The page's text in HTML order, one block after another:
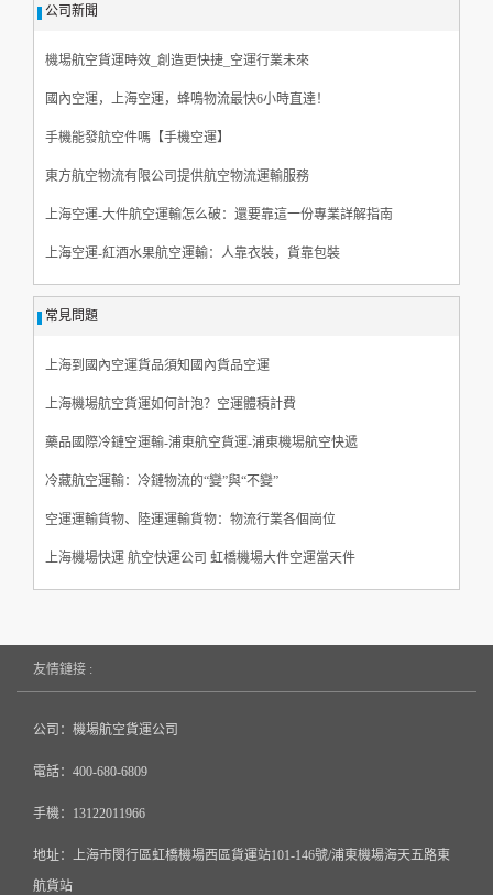
公司新聞
機場航空貨運時效_創造更快捷_空運行業未來
國內空運，上海空運，蜂鳴物流最快6小時直達！
手機能發航空件嗎【手機空運】
東方航空物流有限公司提供航空物流運輸服務
上海空運-大件航空運輸怎么破：還要靠這一份專業詳解指南
上海空運-紅酒水果航空運輸：人靠衣裝，貨靠包裝
常見問題
上海到國內空運貨品須知國內貨品空運
上海機場航空貨運如何計泡？空運體積計費
藥品國際冷鏈空運輸-浦東航空貨運-浦東機場航空快遞
冷藏航空運輸：冷鏈物流的“變”與“不變”
空運運輸貨物、陸運運輸貨物：物流行業各個崗位
上海機場快運 航空快運公司 虹橋機場大件空運當天件
友情鏈接 :
公司：機場航空貨運公司
電話：400-680-6809
手機：13122011966
地址：上海市閔行區虹橋機場西區貨運站101-146號/浦東機場海天五路東
航貨站